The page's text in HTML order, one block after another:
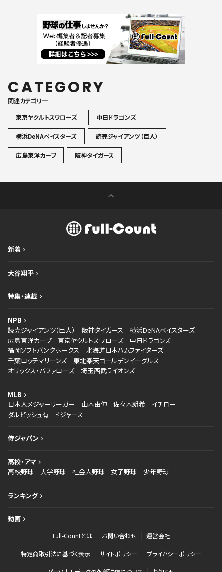
CATEGORY
関連カテゴリ一
東京ヤクルトスワローズ
中日ドラゴンズ
横浜DeNAベイスターズ 読売ジャイアンツ（巨人）
広島東洋カープ 阪神タイガース
新着
大谷翔平
特集・連載
NPB
読売ジャイアンツ（巨人）
阪神タイガース
横浜DeNAベイスターズ
広島東洋カープ
東京ヤクルトスワローズ
中日ドラゴンズ
福岡ソフトバンクホークス
北海道日本ハムファイターズ
千葉ロッテマリーンズ
東北楽天ゴールデンイーグルス
オリックス・バファローズ
埼玉西武ライオンズ
MLB
日本人メジャーリーガー
山本由伸 佐々木朗希
イチロー
ダルビッシュ有
ドジャース
侍ジャパン
高校・アマ
高校野球
大学野球 社会人野球 女子野球 少年野球
ランキング
動画
Full-Countとは お問い合わせ 運営会社
特定商取引法に基づく表示 サイトポリシー プライバシーポリシー